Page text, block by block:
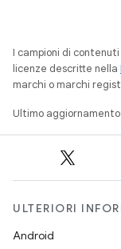
I campioni di
licenze descritte nella
marchi o marchi
Ultimo
ULTERIORI
Android